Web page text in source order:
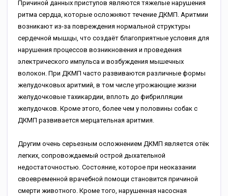
Причиной данных приступов являются тяжелые нарушения
ритма сердца, которые осложняют течение ДКМП. Аритмии
возникают из-за повреждения нормальной структуры
сердечной мышцы, что создаёт благоприятные условия для
нарушения процессов возникновения и проведения
электрического импульса и возбуждения мышечных
волокон. При ДКМП часто развиваются различные формы
желудочковых аритмий, в том числе угрожающие жизни
желудочковые тахикардии, вплоть до фибрилляции
желудочков. Кроме этого, более чем у половины собак с
ДКМП развивается мерцательная аритмия.
Другим очень серьезным осложнением ДКМП является отёк
легких, сопровождаемый острой дыхательной
недостаточностью. Состояние, которое при неоказании
своевременной врачебной помощи становится причиной
смерти животного. Кроме того, нарушенная насосная